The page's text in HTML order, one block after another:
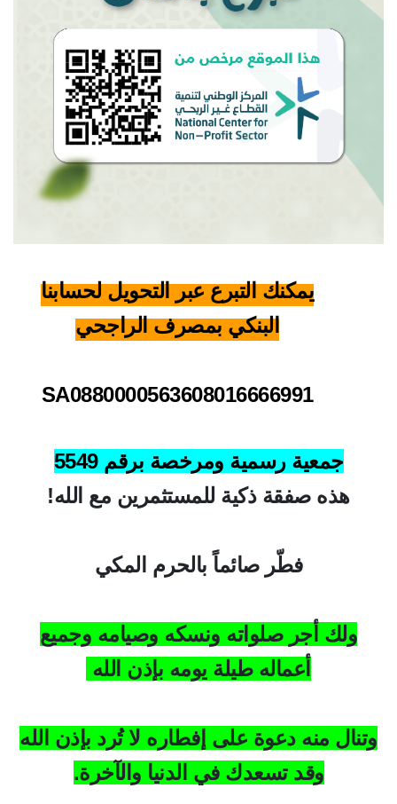
يمكنك التبرععبر التحويل لحسابنا
البنكي بمصرف الراجحي
SA0880000563608016666991
جمعية رسمية ومرخصة برقم 5549
هذه صفقة ذكية للمستثمرين مع الله!
فطّر صائماً بالحرم المكي
ولك أجر صلواته ونسكه وصيامه وجميع
أعماله طيلة يومه بإذن الله
وتنال منه دعوة على إفطاره لا تُرد بإذن الله
وقد تسعدك في الدنيا والآخرة.